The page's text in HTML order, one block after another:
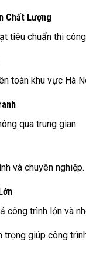
Chất Lượng
tiêu chuẩn thi
toàn khu vực Hà
qua trung gian.
và chuyên nghiệp.
công trình lớn và
trọng giúp công